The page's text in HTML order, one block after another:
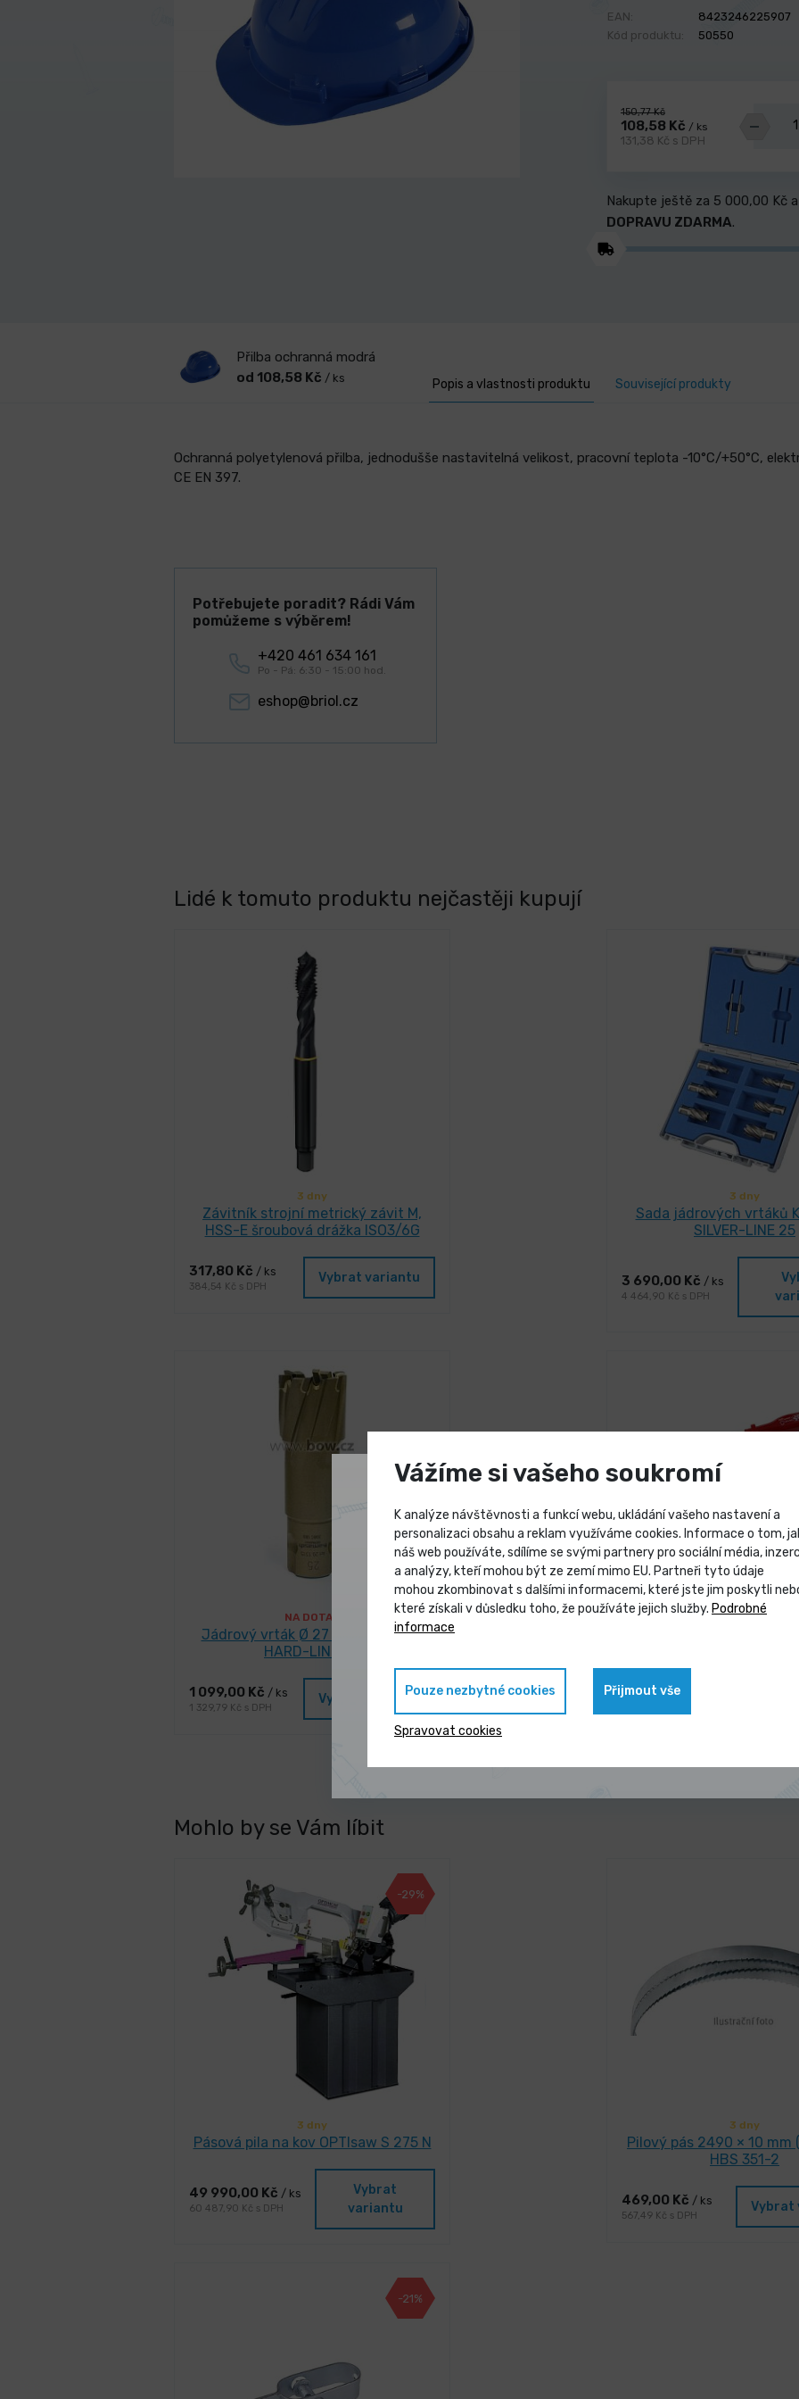
EAN:
8423246225907
Kód produktu:
50550
150,77 Kč
108,58 Kč / ks
131,38 Kč s DPH
Nakupte ještě za 5 000,00 Kč
DOPRAVU ZDARMA.
Přilba ochranná modrá
od 108,58 Kč / ks Popis a vlastnosti produktu Související produkty
Ochranná polyetylenová přilba, jednodušše nastavitelná velikost, pracovní teplota -10°C/+50°C,
CE EN 397.
Potřebujete poradit? Rádi Vám
pomůžeme s výběrem!
+420 461 634 161
Po - Pá: 6:30 - 15:00 hod.
eshop@briol.cz
Lidé k tomuto produktu nejčastěji kupují
3 dny
Závitník strojní metrický závit M,
HSS-E šroubová drážka ISO3/6G
317,80 Kč / ks
384,54 Kč s DPH
Vybrat variantu
3 dny
Sada jádrových vrtáků
SILVER-LINE 25
3 690,00 Kč / ks
4 464,90 Kč s DPH
NA DOTAZ
Jádrový vrták Ø 27 mm Karnasch
HARD-LINE 40
1 099,00 Kč / ks
1 329,79 Kč s DPH
Vybrat variantu
3 dny
228,81 Kč s DPH
Mohlo by se Vám líbit
-29%
3 dny
Pásová pila na kov OPTIsaw S 275 N
49 990,00 Kč / ks
60 487,90 Kč s DPH
Vybrat
variantu
3 dny
Pilový pás 2490 × 10 mm
HBS 351-2
469,00 Kč / ks
567,49 Kč s DPH
Vybrat
-21%
Vážíme si vašeho soukromí
K analýze návštěvnosti a funkcí webu, ukládání vašeho nastavení a
personalizaci obsahu a reklam využíváme cookies. Informace o tom,
náš web používáte, sdílíme se svými partnery pro sociální média,
a analýzy, kteří mohou být ze zemí mimo EU. Partneři tyto údaje
mohou zkombinovat s dalšími informacemi, které jste jim poskytli
které získali v důsledku toho, že používáte jejich služby. Podrobné
informace
Pouze nezbytné cookies Přijmout vše
Spravovat cookies
Výprodej skladových